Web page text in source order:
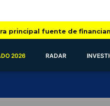
principal fuente de
2026 RADAR